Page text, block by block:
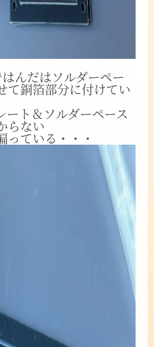
んだはソルダーペー
て銅箔部分に付けてい
ート＆ソルダーペース
らない
っている・・・